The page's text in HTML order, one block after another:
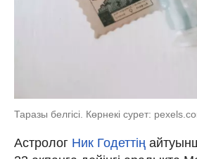
Таразы белгісі. Көрнекі сурет:
Астролог Ник Годеттің